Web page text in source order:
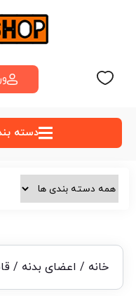
دسته‌
خانه / اعضای بدنه /